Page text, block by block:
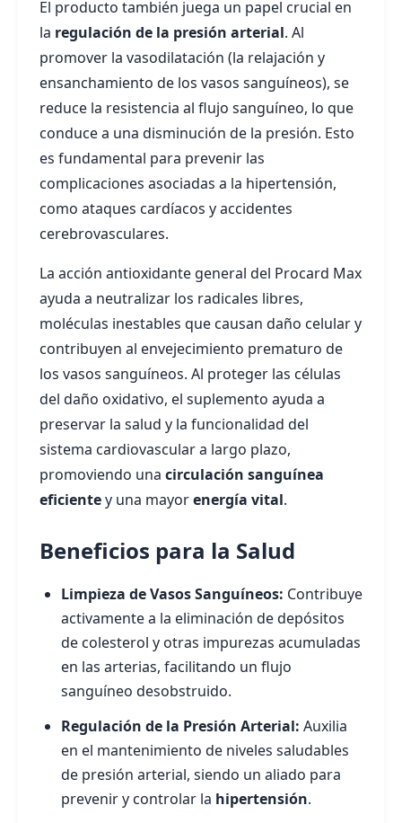
El producto también juega un papel crucial en
la regulación de la presión arterial. Al
promover la vasodilatación (la relajación y
ensanchamiento de los vasos sanguíneos), se
reduce la resistencia al flujo sanguíneo, lo que
conduce a una disminución de la presión. Esto
es fundamental para prevenir las
complicaciones asociadas a la hipertensión,
como ataques cardíacos y accidentes
cerebrovasculares.
La acción antioxidante general del Procard Max
ayuda a neutralizar los radicales libres,
moléculas inestables que causan daño celular y
contribuyen al envejecimiento prematuro de
los vasos sanguíneos. Al proteger las células
del daño oxidativo, el suplemento ayuda a
preservar la salud y la funcionalidad del
sistema cardiovascular a largo plazo,
promoviendo una circulación sanguínea
eficientey una mayorenergía vital.
Beneficios para la Salud
Limpieza de Vasos Sanguíneos: Contribuye
activamente a la eliminación de depósitos
de colesterol y otras impurezas acumuladas
en las arterias, facilitando un flujo
sanguíneo desobstruido.
Regulación de la Presión Arterial: Auxilia
en el mantenimiento de niveles saludables
de presión arterial, siendo un aliado para
prevenir y controlar la hipertensión.